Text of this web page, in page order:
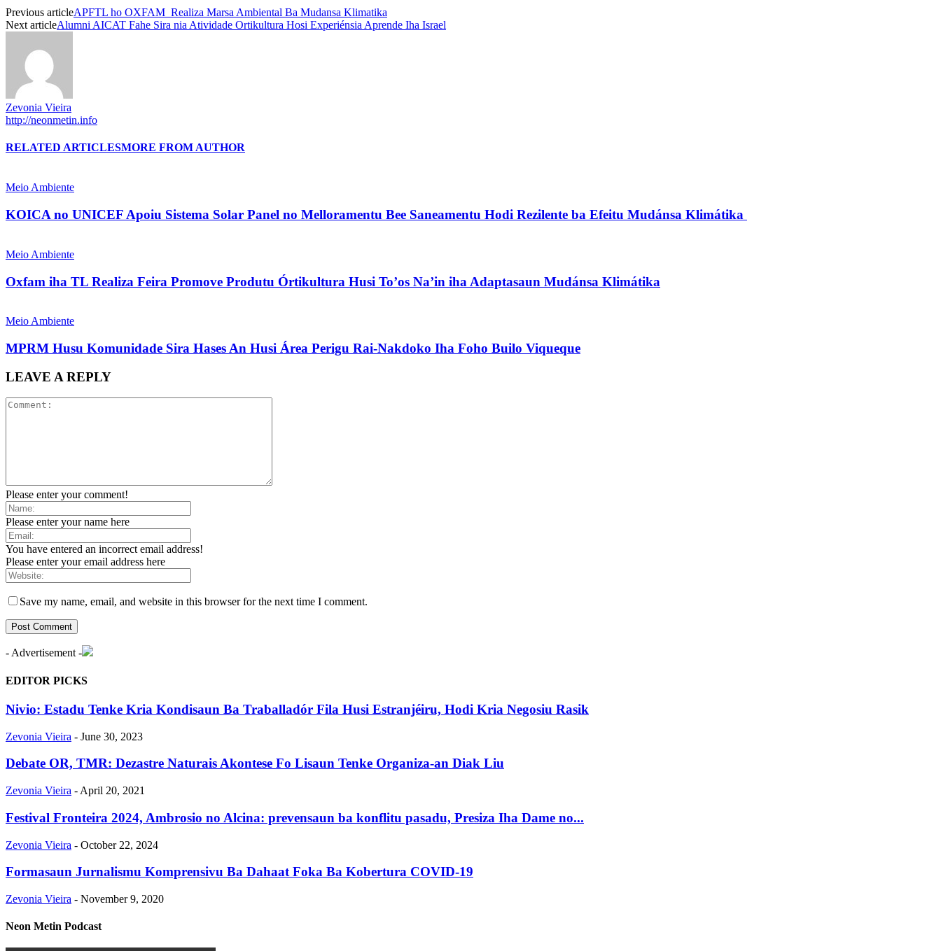
Previous articleAPFTL ho OXFAM Realiza Marsa Ambiental Ba Mudansa Klimatika
Next articleAlumni AICAT Fahe Sira nia Atividade Ortikultura Hosi Experiénsia Aprende Iha Israel
Zevonia Vieira
http://neonmetin.info
RELATED ARTICLESMORE FROM AUTHOR
Meio Ambiente
KOICA no UNICEF Apoiu Sistema Solar Panel no Melloramentu Bee Saneamentu Hodi Rezilente ba Efeitu Mudánsa Klimátika
Meio Ambiente
Oxfam iha TL Realiza Feira Promove Produtu Órtikultura Husi To’os Na’in iha Adaptasaun Mudánsa Klimátika
Meio Ambiente
MPRM Husu Komunidade Sira Hases An Husi Área Perigu Rai-Nakdoko Iha Foho Builo Viqueque
LEAVE A REPLY
Please enter your comment!
Please enter your name here
You have entered an incorrect email address!
Please enter your email address here
Save my name, email, and website in this browser for the next time I comment.
- Advertisement -
EDITOR PICKS
Nivio: Estadu Tenke Kria Kondisaun Ba Traballadór Fila Husi Estranjéiru, Hodi Kria Negosiu Rasik
Zevonia Vieira - June 30, 2023
Debate OR, TMR: Dezastre Naturais Akontese Fo Lisaun Tenke Organiza-an Diak Liu
Zevonia Vieira - April 20, 2021
Festival Fronteira 2024, Ambrosio no Alcina: prevensaun ba konflitu pasadu, Presiza Iha Dame no...
Zevonia Vieira - October 22, 2024
Formasaun Jurnalismu Komprensivu Ba Dahaat Foka Ba Kobertura COVID-19
Zevonia Vieira - November 9, 2020
Neon Metin Podcast